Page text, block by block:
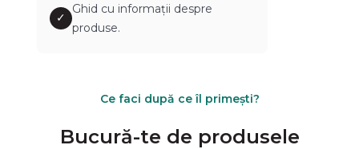
✓
Ghid cu informații despre
produse.
Ce faci după ce îl primești?
Bucură-te de produsele